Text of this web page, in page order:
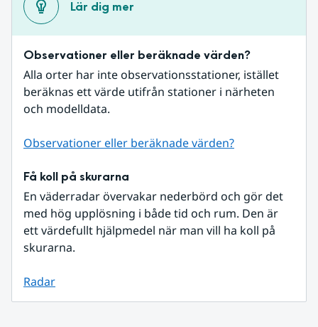
Lär dig mer
Observationer eller beräknade värden?
Alla orter har inte observationsstationer, istället
beräknas ett värde utifrån stationer i närheten
och modelldata.
Observationer eller beräknade värden?
Få koll på skurarna
En väderradar övervakar nederbörd och gör det
med hög upplösning i både tid och rum. Den är
ett värdefullt hjälpmedel när man vill ha koll på
skurarna.
Radar